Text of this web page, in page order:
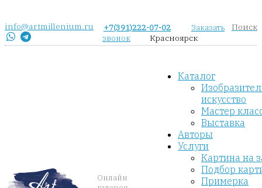
info@artmillenium.ru +7(391)222-07-02
Заказать
звонок
Красноярск
Поиск
Онлайн
Каталог
искусство
Мастер
Выставка
Авторы
Услуги
Картина на
Подбор
Примерка